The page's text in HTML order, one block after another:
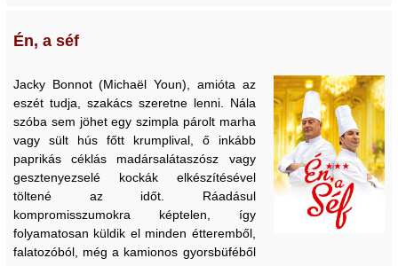
Én, a séf
Jacky Bonnot (Michaël Youn), amióta az
eszét tudja, szakács szeretne lenni. Nála
szóba sem jöhet egy szimpla párolt marha
vagy sült hús főtt krumplival, ő inkább
paprikás céklás madársalátaszósz vagy
gesztenyezselé kockák elkészítésével
töltené az időt. Ráadásul
kompromisszumokra képtelen, így
folyamatosan küldik el minden étteremből,
falatozóból, még a kamionos gyorsbüféből